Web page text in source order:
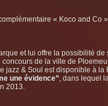
« Koco and Co
et lui offre la possibilité de
de la ville de
jazz & Soul est disponible à
une évidence”, dans lequel
2013.